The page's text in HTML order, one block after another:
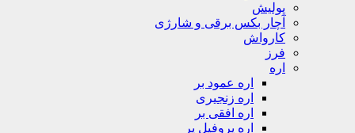
پولیش
آچار بکس برقی و شارژی
کارواش
فرز
اره
اره عمود بر
اره زنجیری
اره افقی بر
اره پروفیل پر